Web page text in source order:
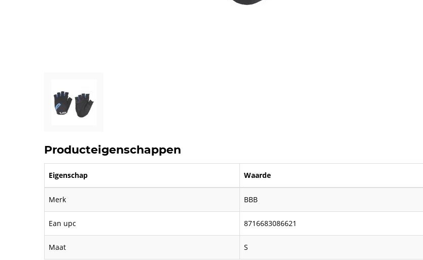
Producteigenschappen
Eigenschap Waarde
Merk BBB
Ean upc 8716683086621
Maat S